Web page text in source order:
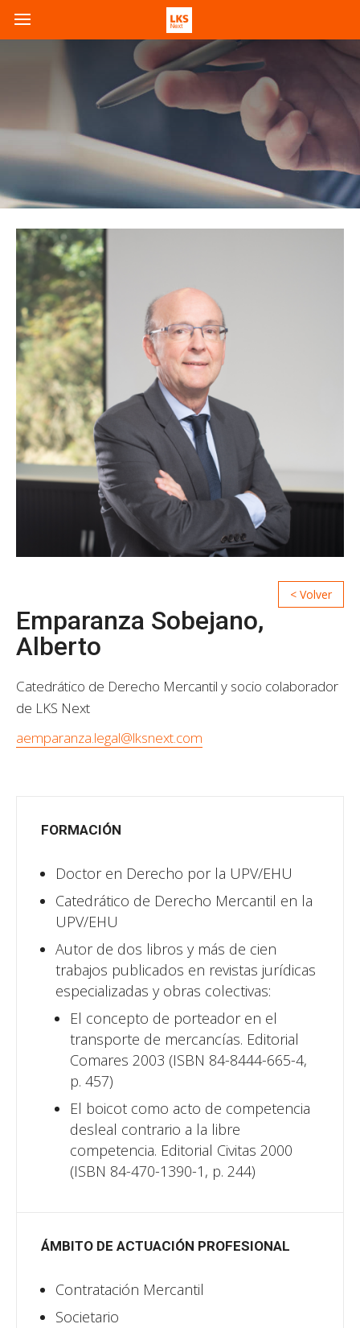
Emparanza Sobejano,
Alberto
Catedrático de Derecho Mercantil y socio colaborador
de LKS Next
aemparanza.legal@lksnext.com
FORMACIÓN
Doctor en Derecho por la UPV/EHU
Catedrático de Derecho Mercantil en la
UPV/EHU
Autor de dos libros y más de cien
trabajos publicados en revistas jurídicas
especializadas y obras colectivas:
El concepto de porteador en el
transporte de mercancías. Editorial
Comares 2003 (ISBN 84-8444-665-4,
p. 457)
El boicot como acto de competencia
desleal contrario a la libre
competencia. Editorial Civitas 2000
(ISBN 84-470-1390-1, p. 244)
ÁMBITO DE ACTUACIÓN PROFESIONAL
Contratación Mercantil
Societario